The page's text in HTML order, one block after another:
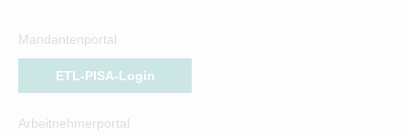
Mandantenportal
ETL-PISA-Login
Arbeitnehmerportal